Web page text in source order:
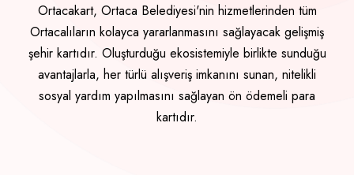
Ortacakart, Ortaca Belediyesi'nin hizmetlerinden tüm
Ortacalıların kolayca yararlanmasını sağlayacak gelişmiş
şehir kartıdır. Oluşturduğu ekosistemiyle birlikte sunduğu
avantajlarla, her türlü alışveriş imkanını sunan, nitelikli
sosyal yardım yapılmasını sağlayan ön ödemeli para
kartıdır.